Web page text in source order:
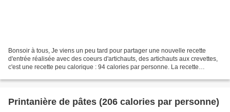
Bonsoir à tous, Je viens un peu tard pour partager une nouvelle recette
d'entrée réalisée avec des coeurs d'artichauts, des artichauts aux crevettes,
c'est une recette peu calorique : 94 calories par personne. La recette
Printanière de pâtes (206 calories par personne)